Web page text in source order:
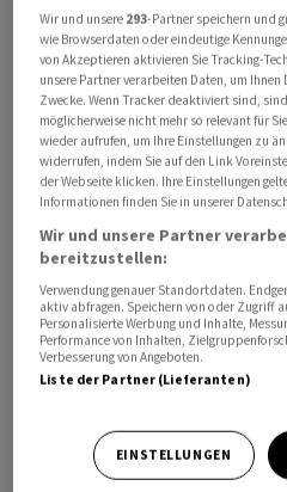
«die softwaregesteuerte
Fernüberwachung sowie die
und Speicherung von
Geschäftsfelder seien in den
Ziel seien 20 erfolgreiche
Rote Zahlen im vergangenen
Neue Geschäftsideen kann
weltweit grösste
eigenen Erwartungen
erstmals seit der globalen
geschrieben. Wesentliche
sowie Steuerbelastungen.
Bosch in vielen Bereichen
Wir und unsere 293-Partner speichern und
wie Browserdaten oder eindeutige
von Akzeptieren aktivieren Sie Tracking-
unsere Partner verarbeiten Daten, um
Zwecke. Wenn Tracker deaktiviert sind,
möglicherweise nicht mehr so relevant für
wieder aufrufen, um Ihre Einstellungen zu
widerrufen, indem Sie auf den Link
der Webseite klicken. Ihre Einstellungen
Informationen finden Sie in unserer
Wir und unsere Partner
bereitzustellen:
Verwendung genauer Standortdaten.
aktiv abfragen. Speichern von oder Zugriff
Personalisierte Werbung und Inhalte,
Performance von Inhalten,
Verbesserung von Angeboten.
Liste der Partner (Lieferanten)
EINSTELLUNGEN